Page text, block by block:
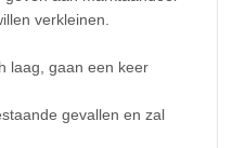
verkleinen.
laag, gaan een keer
gevallen en zal